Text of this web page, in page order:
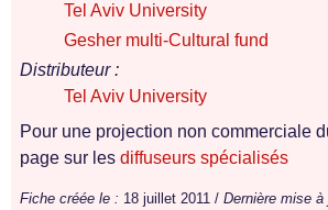
Tel Aviv University
Gesher multi-Cultural fund
Distributeur :
Tel Aviv University
Pour une projection non commerciale
page sur les diffuseurs spécialisés
Fiche créée le : 18 juillet 2011 / Dernière mise à